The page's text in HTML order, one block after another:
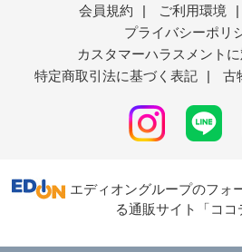
会員規約 | ご利用環境 |
プライバシーポリ
カスタマーハラスメント
特定商取引法に基づく表記
| 古
エディオングループのフォ
る通販サイト「ココ